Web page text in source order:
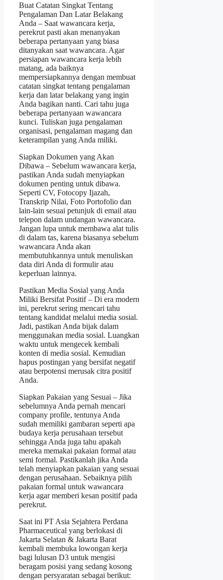
Buat Catatan Singkat Tentang
Pengalaman Dan Latar Belakang
Anda – Saat wawancara kerja,
perekrut pasti akan menanyakan
beberapa pertanyaan yang biasa
ditanyakan saat wawancara. Agar
persiapan wawancara kerja lebih
matang, ada baiknya
mempersiapkannya dengan membuat
catatan singkat tentang pengalaman
kerja dan latar belakang yang ingin
Anda bagikan nanti. Cari tahu juga
beberapa pertanyaan wawancara
kunci. Tuliskan juga pengalaman
organisasi, pengalaman magang dan
keterampilan yang Anda miliki.
Siapkan Dokumen yang Akan
Dibawa – Sebelum wawancara kerja,
pastikan Anda sudah menyiapkan
dokumen penting untuk dibawa.
Seperti CV, Fotocopy Ijazah,
Transkrip Nilai, Foto Portofolio dan
lain-lain sesuai petunjuk di email atau
telepon dalam undangan wawancara.
Jangan lupa untuk membawa alat tulis
di dalam tas, karena biasanya sebelum
wawancara Anda akan
membutuhkannya untuk menuliskan
data diri Anda di formulir atau
keperluan lainnya.
Pastikan Media Sosial yang Anda
Miliki Bersifat Positif – Di era modern
ini, perekrut sering mencari tahu
tentang kandidat melalui media sosial.
Jadi, pastikan Anda bijak dalam
menggunakan media sosial. Luangkan
waktu untuk mengecek kembali
konten di media sosial. Kemudian
hapus postingan yang bersifat negatif
atau berpotensi merusak citra positif
Anda.
Siapkan Pakaian yang Sesuai – Jika
sebelumnya Anda pernah mencari
company profile, tentunya Anda
sudah memiliki gambaran seperti apa
budaya kerja perusahaan tersebut
sehingga Anda juga tahu apakah
mereka memakai pakaian formal atau
semi formal. Pastikanlah jika Anda
telah menyiapkan pakaian yang sesuai
dengan perusahaan. Sebaiknya pilih
pakaian formal untuk wawancara
kerja agar memberi kesan positif pada
perekrut.
Saat ini PT Asia Sejahtera Perdana
Pharmaceutical yang berlokasi di
Jakarta Selatan & Jakarta Barat
kembali membuka lowongan kerja
bagi lulusan D3 untuk mengisi
beragam posisi yang sedang kosong
dengan persyaratan sebagai berikut: